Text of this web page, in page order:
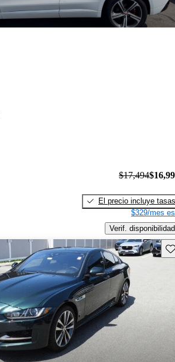
$17,494
El precio incluye tasas
$329/mes
Verif. disponibilidad